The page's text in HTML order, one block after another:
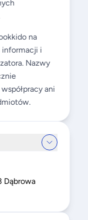
na
informacji i
Nazwy
ani
Dąbrowa